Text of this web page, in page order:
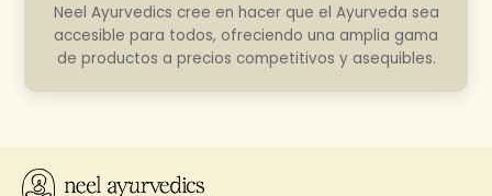
Neel Ayurvedics cree en hacer que el Ayurveda sea
accesible para todos, ofreciendo una amplia gama
de productos a precios competitivos y asequibles.